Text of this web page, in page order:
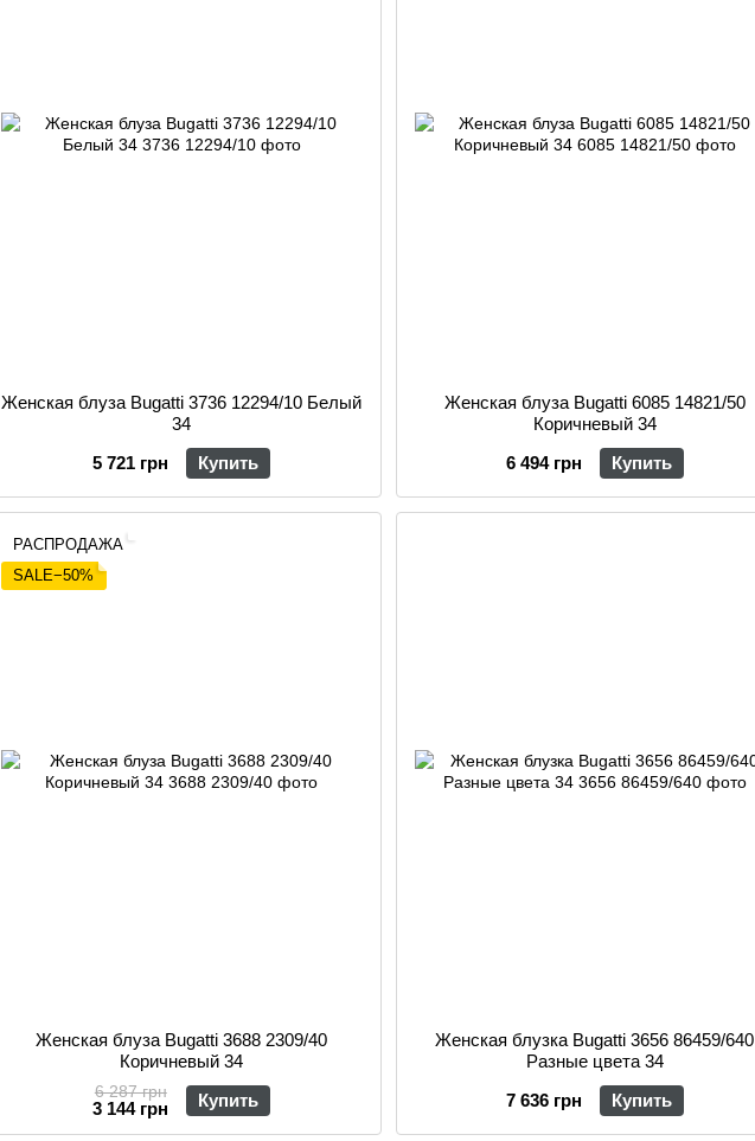
Женская блуза Bugatti 3736 12294/10 Белый
34
5 721 грн
Купить
Женская блуза Bugatti 6085 14821/50
Коричневый 34
6 494 грн
Купить
РАСПРОДАЖА
SALE−50%
Женская блуза Bugatti 3688 2309/40
Коричневый 34
6 287 грн
3 144 грн Купить
Женская блузка Bugatti 3656 86459/640
Разные цвета 34
7 636 грн
Купить